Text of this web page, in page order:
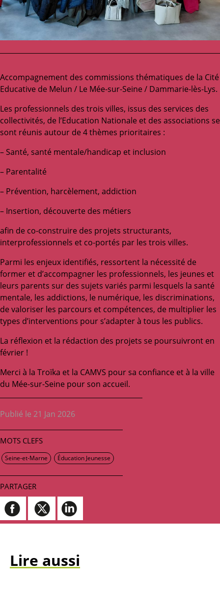
Accompagnement des commissions thématiques de la Cité
Educative de Melun / Le Mée-sur-Seine / Dammarie-lès-Lys.
Les professionnels des trois villes, issus des services des
collectivités, de l’Education Nationale et des associations se
sont réunis autour de 4 thèmes prioritaires :
– Santé, santé mentale/handicap et inclusion
– Parentalité
– Prévention, harcèlement, addiction
– Insertion, découverte des métiers
afin de co-construire des projets structurants,
interprofessionnels et co-portés par les trois villes.
Parmi les enjeux identifiés, ressortent la nécessité de
former et d’accompagner les professionnels, les jeunes et
leurs parents sur des sujets variés parmi lesquels la santé
mentale, les addictions, le numérique, les discriminations,
de valoriser les parcours et compétences, de multiplier les
types d’interventions pour s’adapter à tous les publics.
La réflexion et la rédaction des projets se poursuivront en
février !
Merci à la Troïka et la CAMVS pour sa confiance et à la ville
du Mée-sur-Seine pour son accueil.
Publié le 21 Jan 2026
MOTS CLEFS
Seine-et-Marne Éducation Jeunesse
PARTAGER
Lire aussi